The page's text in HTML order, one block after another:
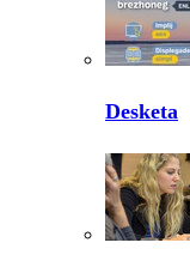
Desketa